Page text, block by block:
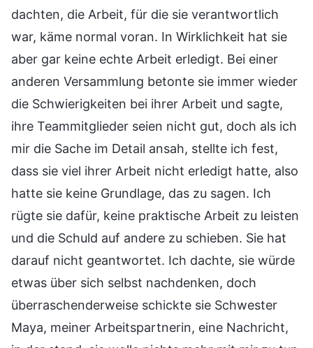
dachten, die Arbeit, für die sie verantwortlich
war, käme normal voran. In Wirklichkeit hat sie
aber gar keine echte Arbeit erledigt. Bei einer
anderen Versammlung betonte sie immer wieder
die Schwierigkeiten bei ihrer Arbeit und sagte,
ihre Teammitglieder seien nicht gut, doch als ich
mir die Sache im Detail ansah, stellte ich fest,
dass sie viel ihrer Arbeit nicht erledigt hatte, also
hatte sie keine Grundlage, das zu sagen. Ich
rügte sie dafür, keine praktische Arbeit zu leisten
und die Schuld auf andere zu schieben. Sie hat
darauf nicht geantwortet. Ich dachte, sie würde
etwas über sich selbst nachdenken, doch
überraschenderweise schickte sie Schwester
Maya, meiner Arbeitspartnerin, eine Nachricht,